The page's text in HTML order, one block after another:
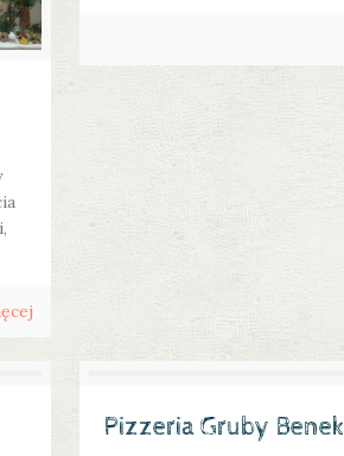
Pizzeria Gruby Benek